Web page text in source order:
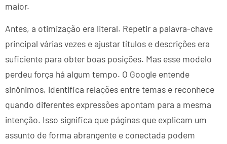
maior.
Antes, a otimização era literal. Repetir a palavra-chave
principal várias vezes e ajustar títulos e descrições era
suficiente para obter boas posições. Mas esse modelo
perdeu força há algum tempo. O Google entende
sinônimos, identifica relações entre temas e reconhece
quando diferentes expressões apontam para a mesma
intenção. Isso significa que páginas que explicam um
assunto de forma abrangente e conectada podem